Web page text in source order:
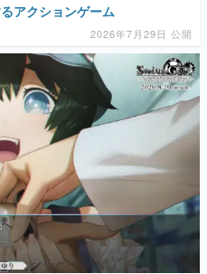
アクションゲーム
2026年7月29日 公開